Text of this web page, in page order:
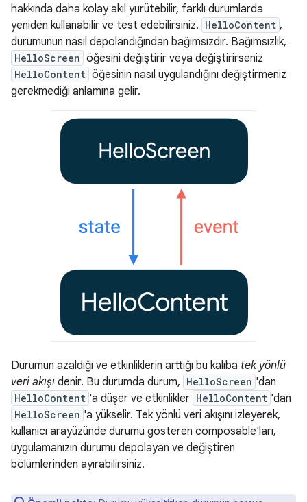
hakkında daha kolay akıl yürütebilir, farklı durumlarda
yeniden kullanabilir ve test edebilirsiniz. HelloContent ,
durumunun nasıl depolandığından bağımsızdır. Bağımsızlık,
HelloScreen öğesini değiştirir veya değiştirirseniz
HelloContent öğesinin nasıl uygulandığını değiştirmeniz
gerekmediği anlamına gelir.
Durumun azaldığı ve etkinliklerin arttığı bu kalıba tek yönlü
veri akışı denir. Bu durumda durum, HelloScreen 'dan
HelloContent 'a düşer ve etkinlikler HelloContent 'dan
HelloScreen 'a yükselir. Tek yönlü veri akışını izleyerek,
kullanıcı arayüzünde durumu gösteren composable'ları,
uygulamanızın durumu depolayan ve değiştiren
bölümlerinden ayırabilirsiniz.